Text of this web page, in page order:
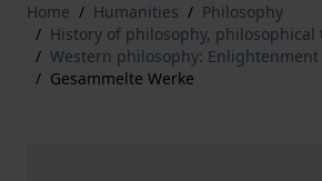
Home / Humanities / Philosophy
/ History of philosophy, philosophical
/ Western philosophy: Enlightenment
/ Gesammelte Werke